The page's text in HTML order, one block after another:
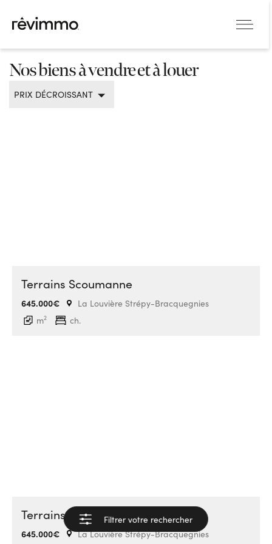
Nos biens à vendre et à louer
PRIX DÉCROISSANT
Terrains Scoumanne
645.000€
La Louvière Strépy-Bracquegnies
m2 ch.
Terrains Scoumanne
645.000€ La Louvière Strépy-Bracquegnies
Filtrer votre rechercher
Voir les résultats